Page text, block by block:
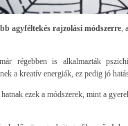
agyféltekés rajzolási módszerre,
régebben is alkalmazták
a kreatív energiák, ez pedig jó
ezek a módszerek, mint a